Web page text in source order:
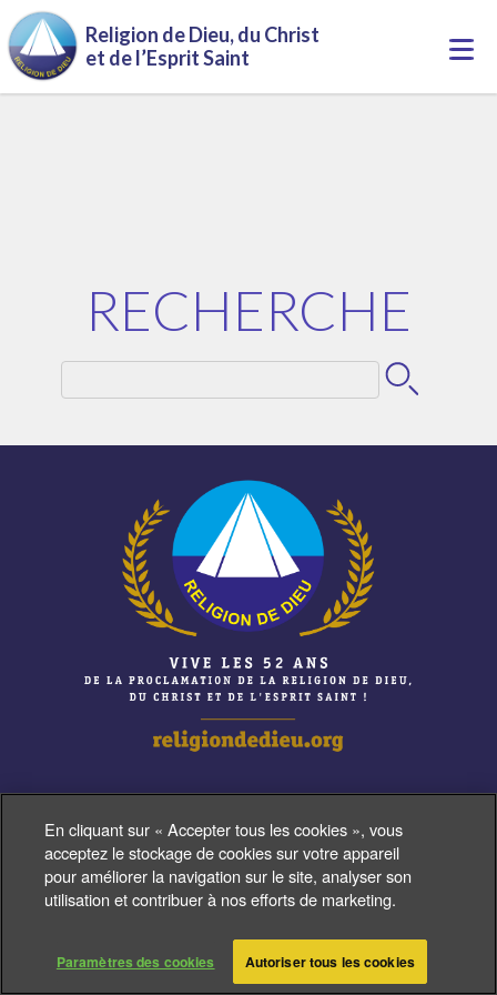
Aller au contenu principal
Religion de Dieu, du Christ
et de l’Esprit Saint
RECHERCHE
Copyright 2026 - Religião de Deus, do Cristo e do Espírito Santo.
Todos os direitos reservados. All rights reserved.
En cliquant sur « Accepter tous les cookies », vous
acceptez le stockage de cookies sur votre appareil
pour améliorer la navigation sur le site, analyser son
utilisation et contribuer à nos efforts de marketing.
Paramètres des cookies Autoriser tous les cookies